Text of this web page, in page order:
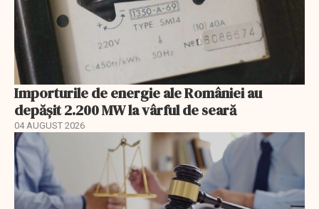
Importurile de energie ale României au
depășit 2.200 MW la vârful de seară
04 AUGUST 2026